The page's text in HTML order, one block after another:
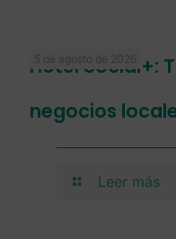
5 de agosto de 2026
Hotel Social+:
negocios
Leer más